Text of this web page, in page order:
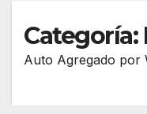
Categoría:
Auto Agregado por